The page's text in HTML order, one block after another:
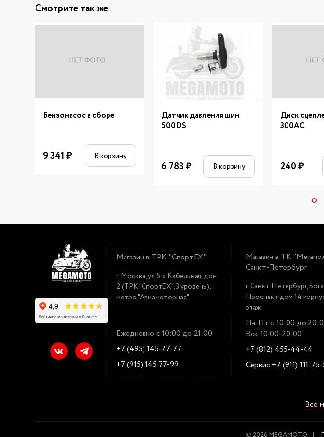
Смотрите так же
Бензонасос в сборе
9 341₽ В корзину
Датчик давления шин
500DS
6 783₽ В корзину
Диск
300AC
240₽
Магазин в ТРК "СпортЕХ"
г. Москва, ул.5-я Кабельная, дом
2 (ТРК "СпортЕХ", 3 уровень),
метро "Авиамоторная"
Ежедневно с 10:00 до 21:00
+7 (495) 145-77-77
+7 (915) 145 77-99
Магазин в ТК
Санкт-Петербург
г. Санкт-Петербург,
Проспект дом 14
этаж
Пн-Пт с 10:00 до
Вск 10:00-20:00
+7 (812) 455-44-44
Сервис +7 (911) 111-
Все
© 2026 MEGAMOTO